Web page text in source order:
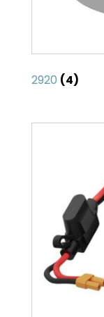
2920 (4)